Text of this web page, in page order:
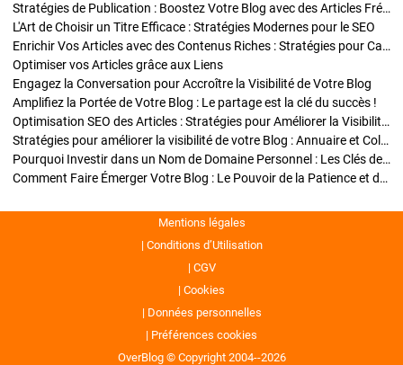
Stratégies de Publication : Boostez Votre Blog avec des Articles Fréquents et Exclusifs
L'Art de Choisir un Titre Efficace : Stratégies Modernes pour le SEO
Enrichir Vos Articles avec des Contenus Riches : Stratégies pour Captiver et Optimiser
Optimiser vos Articles grâce aux Liens
Engagez la Conversation pour Accroître la Visibilité de Votre Blog
Amplifiez la Portée de Votre Blog : Le partage est la clé du succès !
Optimisation SEO des Articles : Stratégies pour Améliorer la Visibilité de Votre Blog
Stratégies pour améliorer la visibilité de votre Blog : Annuaire et Collaborations
Pourquoi Investir dans un Nom de Domaine Personnel : Les Clés de la Réussite de Votre Blog
Comment Faire Émerger Votre Blog : Le Pouvoir de la Patience et de la Persévérance
Mentions légales
Conditions d’Utilisation
CGV
Cookies
Données personnelles
Préférences cookies
OverBlog © Copyright 2004--2026